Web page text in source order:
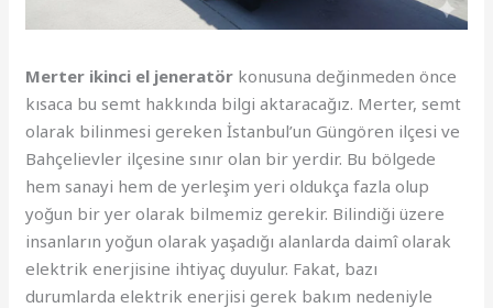
Merter ikinci el jeneratör konusuna değinmeden önce
kısaca bu semt hakkında bilgi aktaracağız. Merter, semt
olarak bilinmesi gereken İstanbul’un Güngören ilçesi ve
Bahçelievler ilçesine sınır olan bir yerdir. Bu bölgede
hem sanayi hem de yerleşim yeri oldukça fazla olup
yoğun bir yer olarak bilmemiz gerekir. Bilindiği üzere
insanların yoğun olarak yaşadığı alanlarda daimî olarak
elektrik enerjisine ihtiyaç duyulur. Fakat, bazı
durumlarda elektrik enerjisi gerek bakım nedeniyle